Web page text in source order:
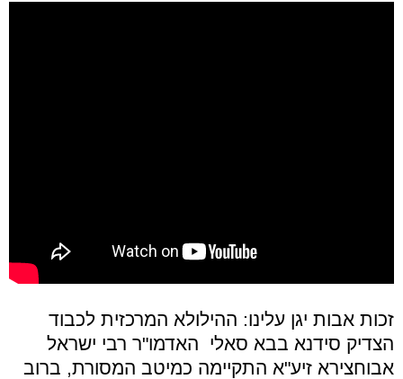
זכות אבות יגן עלינו: ההילולא המרכזית לכבוד
הצדיק סידנא בבא סאלי האדמו"ר רבי ישראל
אבוחצירא זיע"א התקיימה כמיטב המסורת, ברוב